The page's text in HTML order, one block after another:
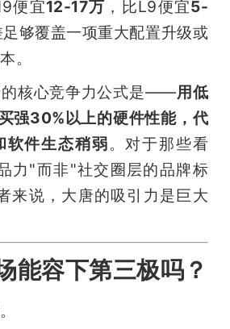
便宜12-17万 ，比L9便宜5-
够覆盖一项重大配置升级或
。
的核心竞争力公式是——用低
强30%以上的硬件性能，代
软件生态稍弱。对于那些看
力"而非"社交圈层的品牌标
来说，大唐的吸引力是巨大
能容下第三极吗？